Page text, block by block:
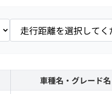
車種名・グレード名